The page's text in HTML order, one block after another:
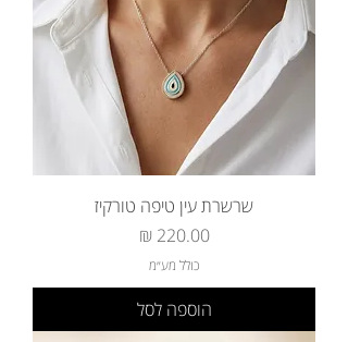
שרשרת עין טיפה טורקיז
מחיר‏220.00 ‏₪
כולל מע״מ
הוספה לסל